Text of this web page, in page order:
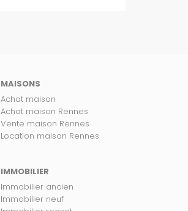
MAISONS
Achat maison
Achat maison Rennes
Vente maison Rennes
Location maison Rennes
IMMOBILIER
Immobilier ancien
Immobilier neuf